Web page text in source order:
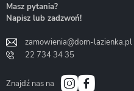
Bath&Spa
Masz pytania?
Napisz lub zadzwoń!
zamowienia@dom-lazienka.pl
22 734 34 35
Znajdź nas na